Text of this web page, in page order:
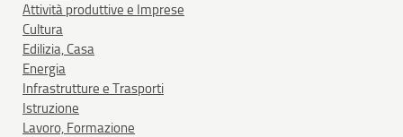
Attività produttive e Imprese
Cultura
Edilizia, Casa
Energia
Infrastrutture e Trasporti
Istruzione
Lavoro, Formazione